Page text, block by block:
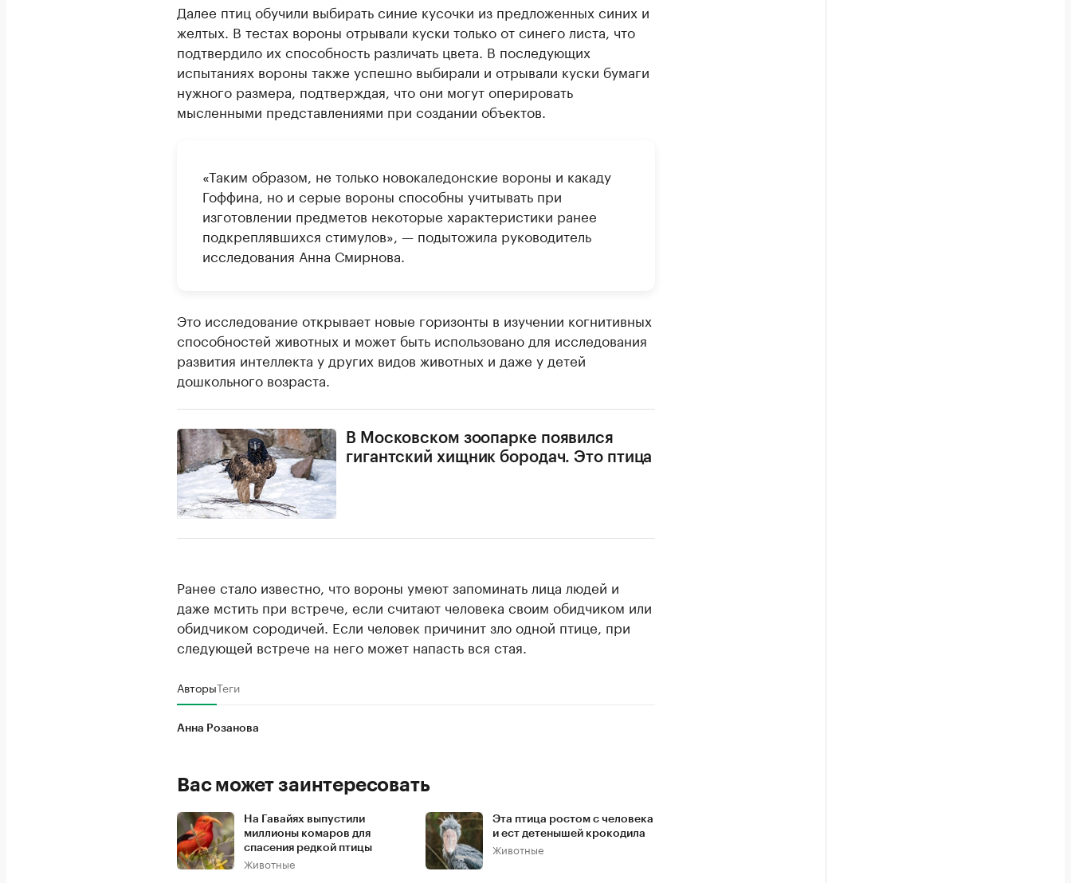
Далее птиц обучили выбирать синие кусочки из предложенных синих и
желтых. В тестах вороны отрывали куски только от синего листа, что
подтвердило их способность различать цвета. В последующих
испытаниях вороны также успешно выбирали и отрывали куски бумаги
нужного размера, подтверждая, что они могут оперировать
мысленными представлениями при создании объектов.
«Таким образом, не только новокаледонские вороны и какаду
Гоффина, но и серые вороны способны учитывать при
изготовлении предметов некоторые характеристики ранее
подкреплявшихся стимулов», — подытожила руководитель
исследования Анна Смирнова.
Это исследование открывает новые горизонты в изучении когнитивных
способностей животных и может быть использовано для исследования
развития интеллекта у других видов животных и даже у детей
дошкольного возраста.
В Московском зоопарке появился
гигантский хищник бородач. Это птица
Ранее стало известно, что вороны умеют запоминать лица людей и
даже мстить при встрече, если считают человека своим обидчиком или
обидчиком сородичей. Если человек причинит зло одной птице, при
следующей встрече на него может напасть вся стая.
АвторыТеги
Анна Розанова
Вас может заинтересовать
На Гавайях выпустили
миллионы комаров для
спасения редкой птицы
Животные
Эта птица ростом с человека
и ест детенышей крокодила
Животные